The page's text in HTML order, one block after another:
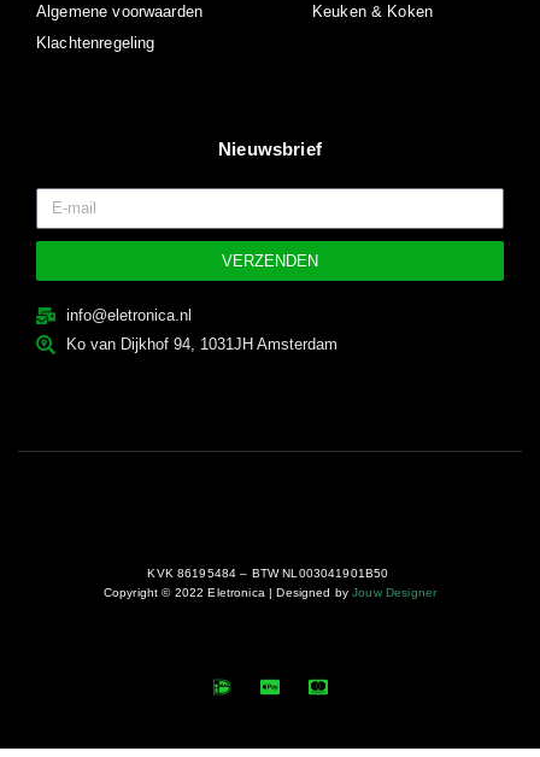
Algemene voorwaarden
Klachtenregeling
Keuken & Koken
Nieuwsbrief
VERZENDEN
info@eletronica.nl
Ko van Dijkhof 94, 1031JH Amsterdam
KVK 86195484 – BTW NL003041901B50
Copyright © 2022 Eletronica | Designed byJouw Designer